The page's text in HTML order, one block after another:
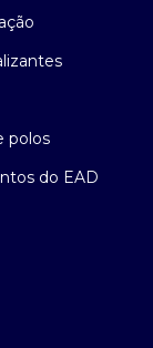
polos
do EAD